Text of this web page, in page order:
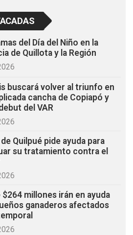
del Día del Niño en la
de Quillota y la Región
buscará volver al triunfo en
cancha de Copiapó y
del VAR
Quilpué pide ayuda para
su tratamiento contra el
$264 millones irán en ayuda
ganaderos afectados